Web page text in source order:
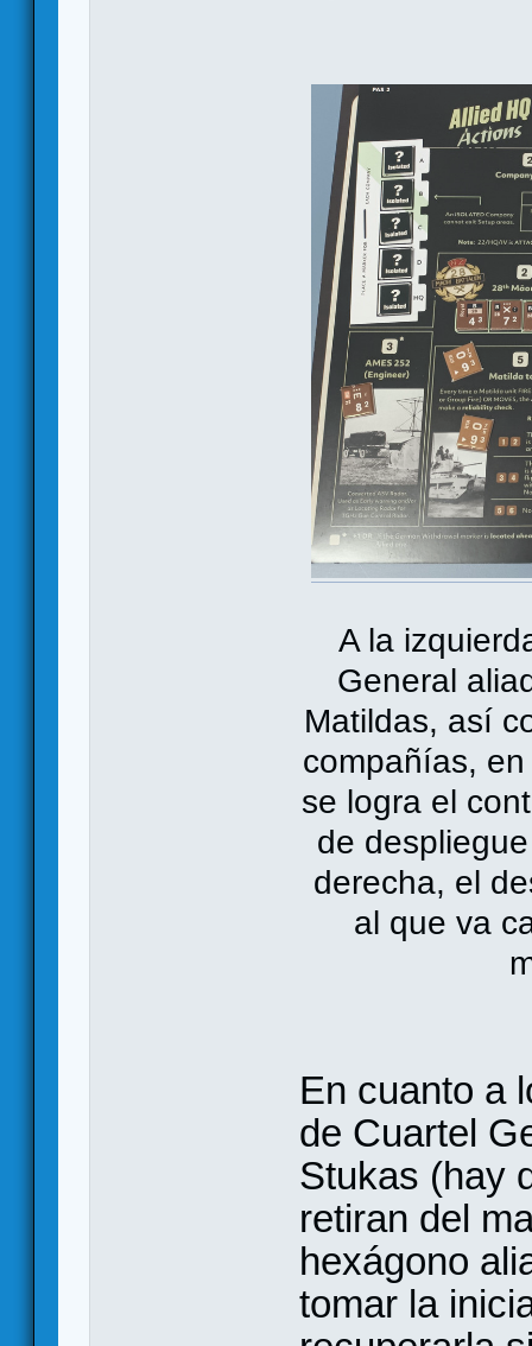
A la
General
Matildas, así
compañías, en
se logra el
de
derecha, el
al que va
En cuanto a
de Cuartel
Stukas (hay
retiran del
hexágono
tomar la